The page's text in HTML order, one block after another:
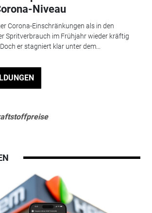
Niveau
Corona-Einschränkungen als in den
Spritverbrauch im Frühjahr wieder kräftig
er stagniert klar unter dem...